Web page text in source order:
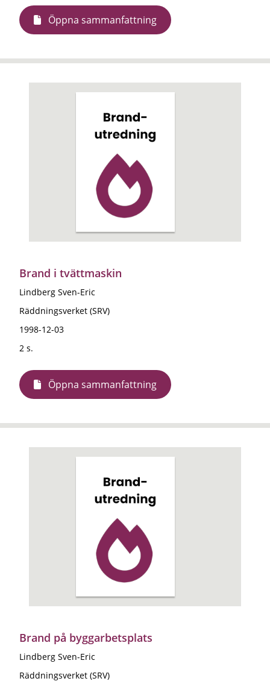
Öppna sammanfattning
Brand i tvättmaskin
Lindberg Sven-Eric
Räddningsverket (SRV)
1998-12-03
2 s.
Öppna sammanfattning
Brand på byggarbetsplats
Lindberg Sven-Eric
Räddningsverket (SRV)